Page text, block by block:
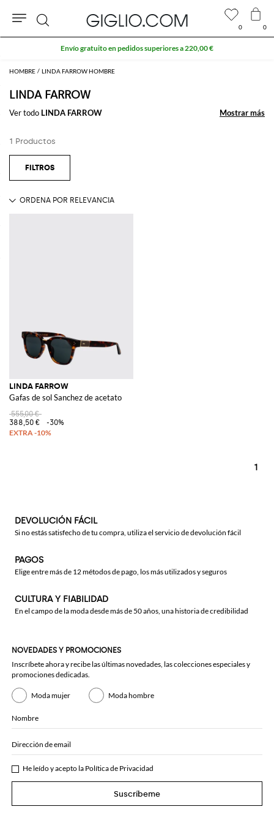
HOMBRE LINDA FARROW HOMBRE
LINDA FARROW
Ver todo LINDA FARROW Mostrar más
Mostrar más
1 Productos
LINDA FARROW
Gafas de sol Sanchez de acetato
555,00 €
388,50 €
-30%
1
0 0
Buscar
Envío gratuito en pedidos superiores a 220,00 €
DEVOLUCIÓN FÁCIL
Si no estás satisfecho de tu compra, utiliza el servicio de devolución fácil
PAGOS
Elige entre más de 12 métodos de pago, los más utilizados y seguros
CULTURA Y FIABILIDAD
En el campo de la moda desde más de 50 años, una historia de credibilidad
NOVEDADES Y PROMOCIONES
Inscríbete ahora y recibe las últimas novedades, las colecciones especiales y
promociones dedicadas.
Moda mujer Moda hombre
Nombre
Dirección de email
He leído y acepto la Política de Privacidad
Suscríbeme